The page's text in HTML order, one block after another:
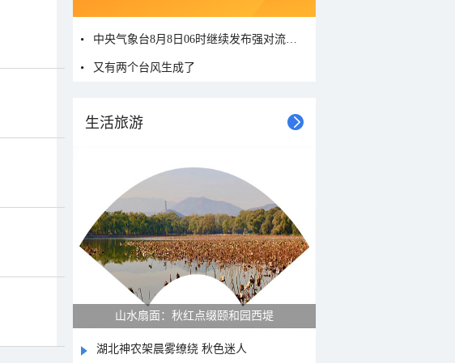
又有两个台风生成了
生活旅游
山水扇面：秋红点缀颐和园西堤
湖北神农架晨雾缭绕 秋色迷人